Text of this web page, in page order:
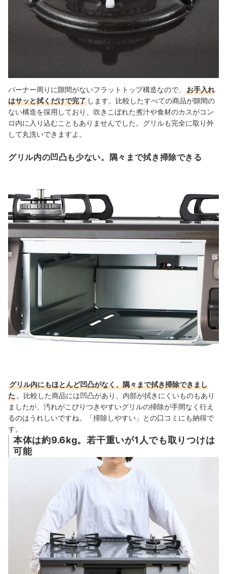
バーナー周りに隙間がないフラットトップ構造なので、
お手入れ
はサッと拭くだけで完了 します。比較したすべての商品が隙間の
ない構造を採用しており、吹きこぼれた煮汁や食材のカスがコン
ロ内に入り込むこともありませんでした。 グリルも完全に取り外
して丸洗いできますよ。
グリル内の凹凸も少ない。隅々まで拭き掃除できる
グリル内にもほとんど凹凸がなく、隅々まで拭き掃除できまし
た 。 比較した商品には凹凸があり、内部が拭きにくいものもあり
ましたが、汚れがこびりつきやすいグリルの掃除が手間なく行え
るのはうれしいですね。
「掃除しやすい」との口コミにも納得で
す。
本体は約9.6kg。若干重いが1人でも取りつけは
可能